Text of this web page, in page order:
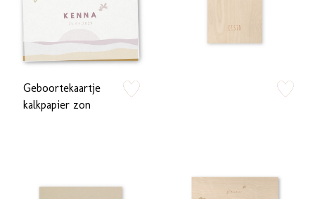
Geboortekaartje
kalkpapier zon